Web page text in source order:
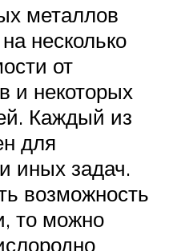
металлов
несколько
от
и некоторых
Каждый из
для
иных задач.
возможность
то можно